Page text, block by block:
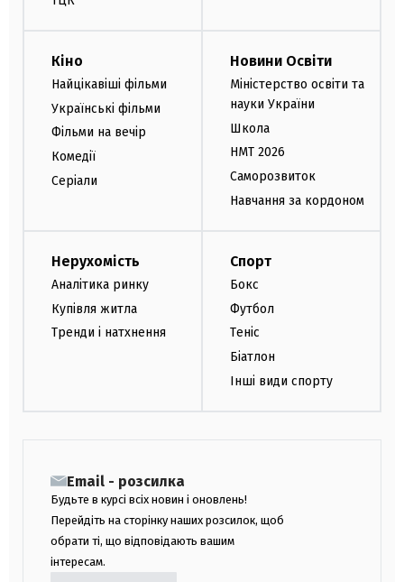
Кіно
Найцікавіші фільми
Українські фільми
Фільми на вечір
Комедії
Серіали
Новини Освіти
Міністерство освіти та
науки України
Школа
НМТ 2026
Саморозвиток
Навчання за кордоном
Нерухомість
Аналітика ринку
Купівля житла
Тренди і натхнення
Спорт
Бокс
Футбол
Теніс
Біатлон
Інші види спорту
Email - розсилка
Будьте в курсі всіх новин і оновлень!
Перейдіть на сторінку наших розсилок, щоб
обрати ті, що відповідають вашим
інтересам.